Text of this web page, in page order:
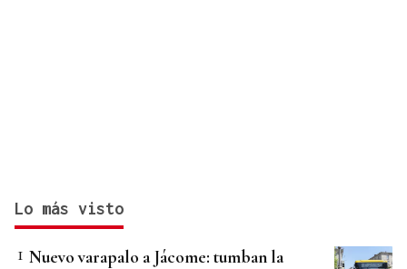
Lo más visto
Nuevo varapalo a Jácome: tumban la